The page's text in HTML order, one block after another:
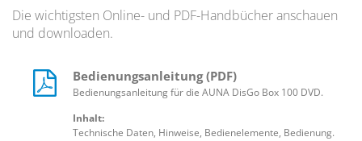
Die wichtigsten Online- und PDF-Handbücher anschauen
und downloaden.
Bedienungsanleitung (PDF)
Bedienungsanleitung für die AUNA DisGo Box 100 DVD.
Inhalt:
Technische Daten, Hinweise, Bedienelemente, Bedienung.